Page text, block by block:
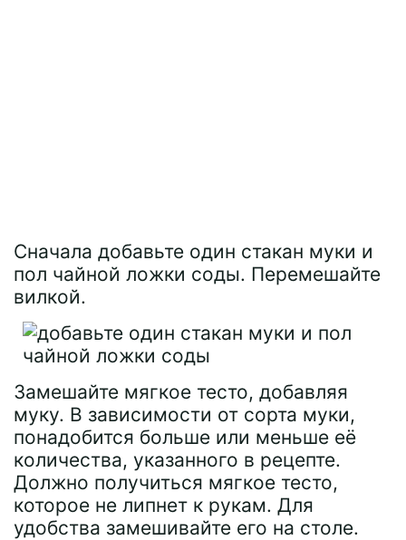
Сначала добавьте один стакан муки и
пол чайной ложки соды. Перемешайте
вилкой.
Замешайте мягкое тесто, добавляя
муку. В зависимости от сорта муки,
понадобится больше или меньше её
количества, указанного в рецепте.
Должно получиться мягкое тесто,
которое не липнет к рукам. Для
удобства замешивайте его на столе.